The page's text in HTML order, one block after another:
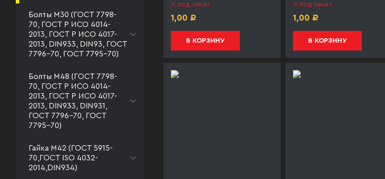
Болты М30 (ГОСТ 7798-
70, ГОСТ Р ИСО 4014-
2013, ГОСТ Р ИСО 4017-
2013, DIN933, DIN93, ГОСТ
7796-70, ГОСТ 7795-70)
Болты М48 (ГОСТ 7798-
70, ГОСТ Р ИСО 4014-
2013, ГОСТ Р ИСО 4017-
2013, DIN933, DIN931,
ГОСТ 7796-70, ГОСТ
7795-70)
Гайка М42 (ГОСТ 5915-
70,ГОСТ ISO 4032-
2014,DIN934)
под заказ
1,00 Р
В КОРЗИНУ
под заказ
1,00 Р
В КОРЗИНУ